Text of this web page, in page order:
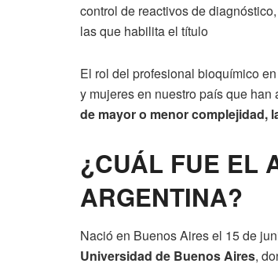
control de reactivos de
las que habilita el título
El rol del profesional bioquímico
y mujeres en nuestro país que
de mayor o menor complejidad,
¿CUÁL FUE EL
ARGENTINA?
Nació en Buenos Aires el 15 de
Universidad de Buenos Aires,